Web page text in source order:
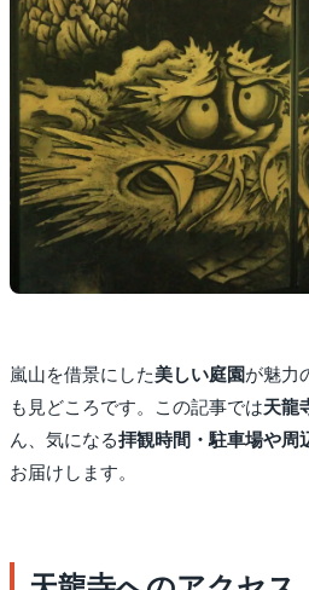
嵐山を借景にした美しい庭園が魅力
も見どころです。この記事では天龍
ん、気になる拝観時間・駐車場や周
お届けします。